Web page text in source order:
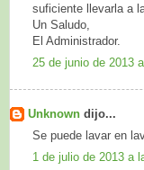
suficiente llevarla a
Un Saludo,
El Administrador.
25 de junio de 2013
Unknown dijo...
Se puede lavar en
1 de julio de 2013 a